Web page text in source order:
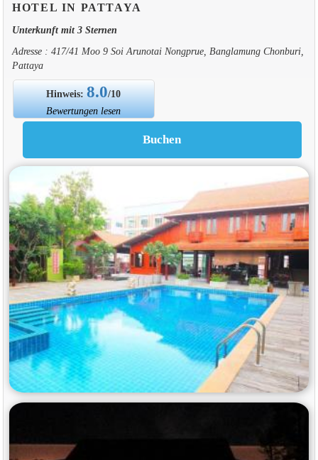
HOTEL IN PATTAYA
Unterkunft mit 3 Sternen
Adresse : 417/41 Moo 9 Soi Arunotai Nongprue, Banglamung Chonburi,
Pattaya
Hinweis:8.0/10
Bewertungen lesen